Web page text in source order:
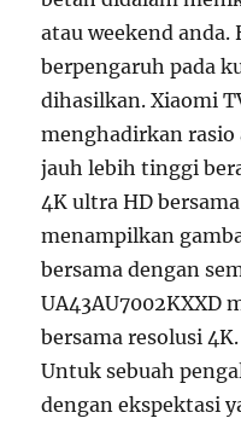
atau weekend
berpengaruh pada
dihasilkan. Xiaomi
menghadirkan rasio
jauh lebih tinggi
4K ultra HD
menampilkan
bersama dengan
UA43AU7002KXXD
bersama resolusi 4K.
Untuk sebuah
dengan ekspektasi